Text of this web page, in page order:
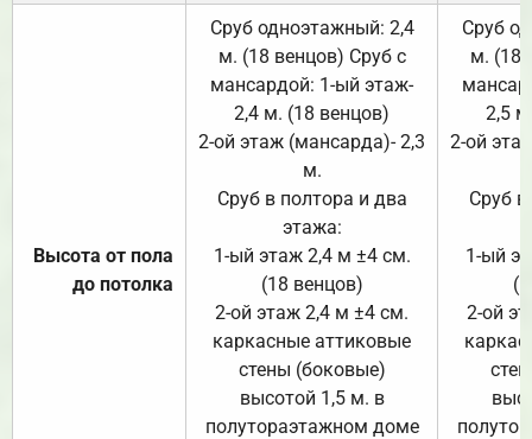
Высота от пола
до потолка
Сруб одноэтажный: 2,4
м. (18 венцов) Сруб с
мансардой: 1-ый этаж-
2,4 м. (18 венцов)
2-ой этаж (мансарда)- 2,3
м.
Сруб в полтора и два
этажа:
1-ый этаж 2,4 м ±4 см.
(18 венцов)
2-ой этаж 2,4 м ±4 см.
каркасные аттиковые
стены (боковые)
высотой 1,5 м. в
полутораэтажном доме
Сруб
м. (18
2,5
2-ой
Сруб
1-ый
2-ой